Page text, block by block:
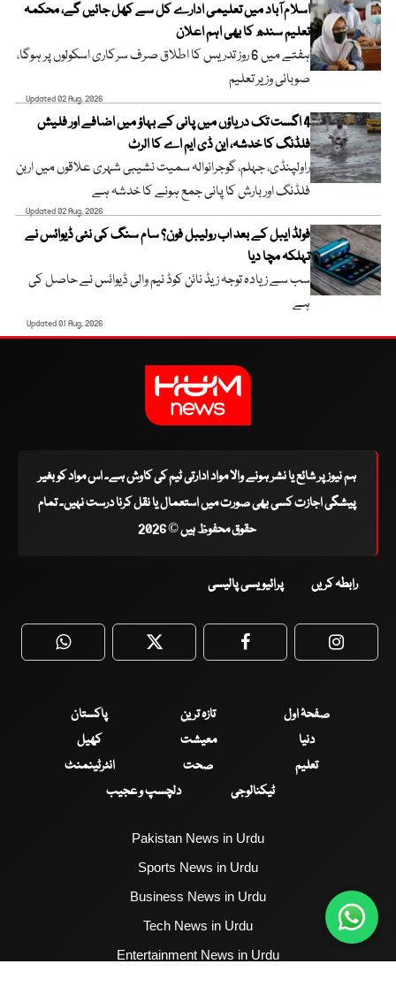
اسلام آباد میں تعلیمی ادارے کل سے کھل جائیں گے، محکمہ
تعلیم سندھ کا بھی اہم اعلان
ہفتے میں 6 روز تدریس کا اطلاق صرف سرکاری اسکولوں پر ہوگا،
صوبائی وزیر تعلیم
Updated 02 Aug, 2026
4 اگست تک دریاؤں میں پانی کے بہاؤ میں اضافے اور فلیش
فلڈنگ کا خدشہ، این ڈی ایم اے کا الرٹ
راولپنڈی، جہلم، گوجرانوالہ سمیت نشیبی شہری علاقوں میں اربن
فلڈنگ اور بارش کا پانی جمع ہونے کا خدشہ ہے
Updated 02 Aug, 2026
فولڈ ایبل کے بعد اب رولیبل فون؟ سام سنگ کی نئی ڈیوائس نے
تہلکہ مچا دیا
سب سے زیادہ توجہ زیڈ نائن کوڈ نیم والی ڈیوائس نے حاصل کی
ہے
Updated 01 Aug, 2026
ہم نیوز پر شائع یا نشر ہونے والا مواد ادارتی ٹیم کی کاوش ہے۔ اس مواد کو بغیر
پیشگی اجازت کسی بھی صورت میں استعمال یا نقل کرنا درست نہیں۔ تمام
حقوق محفوظ ہیں © 2026
رابطہ کریں پرائیویسی پالیسی
WhatsApp Twitter Facebook
صفحۂ اول تازہ ترین
پاکستان
دنیا
معیشت
کھیل
تعلیم
صحت
انٹرٹینمنٹ
ٹیکنالوجی
دلچسپ و عجیب
Pakistan News in Urdu
Sports News in Urdu
Business News in Urdu
Tech News in Urdu
Entertainment News in Urdu